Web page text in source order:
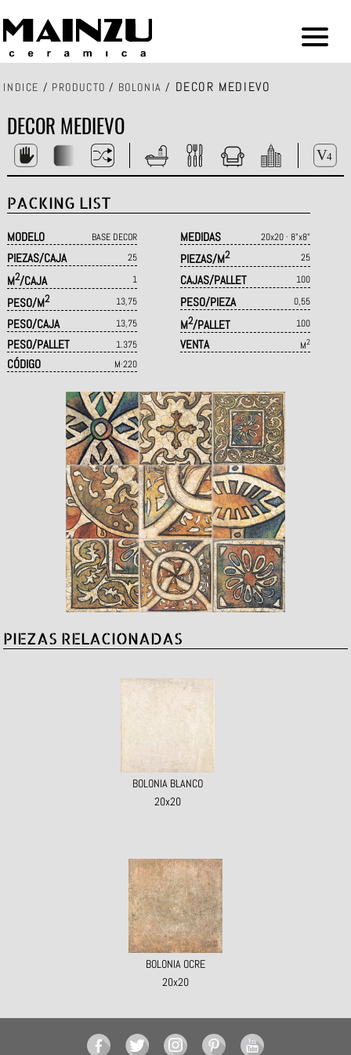
INDICE / PRODUCTO / BOLONIA / DECOR MEDIEVO
DECOR MEDIEVO
PACKING LIST
MODELO BASE DECOR MEDIDAS 20x20 · 8"x8"
PIEZAS/CAJA 25 PIEZAS/M2 25
M2/CAJA 1 CAJAS/PALLET 100
PESO/M2 13,75 PESO/PIEZA 0,55
PESO/CAJA 13,75 M2/PALLET 100
PESO/PALLET 1.375 VENTA M2
CÓDIGO M·220
PIEZAS RELACIONADAS
BOLONIA BLANCO
20x20
BOLONIA OCRE
20x20